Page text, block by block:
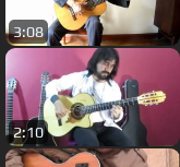
3:08
2:10